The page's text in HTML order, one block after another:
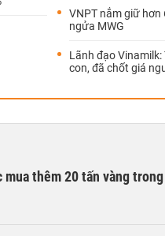
VNPT nắm giữ
ngửa MWG
Lãnh đạo
con, đã chốt giá
mua thêm 20 tấn vàng